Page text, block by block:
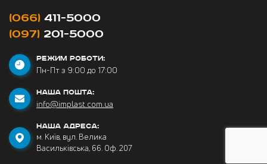
(066) 411-5000
(097) 201-5000
РЕЖИМ РОБОТИ:
Пн-Пт з 9:00 до 17:00
НАША ПОШТА:
info@implast.com.ua
НАША АДРЕСА:
м. Київ, вул. Велика
Васильківська, 66. Оф. 207